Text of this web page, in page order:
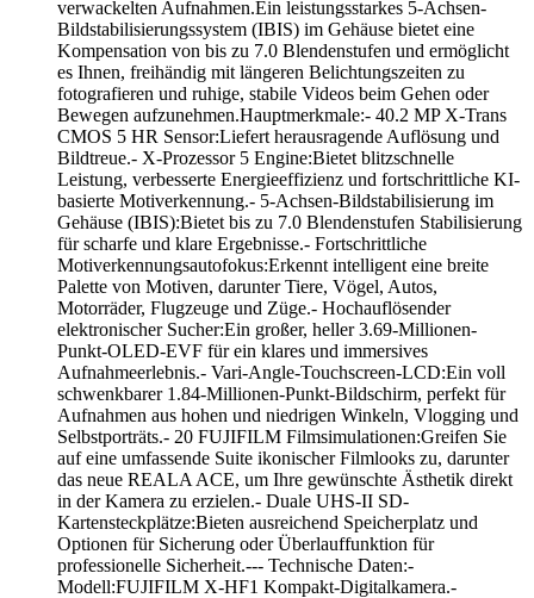
verwackelten Aufnahmen.Ein leistungsstarkes 5-Achsen-
Bildstabilisierungssystem (IBIS) im Gehäuse bietet eine
Kompensation von bis zu 7.0 Blendenstufen und ermöglicht
es Ihnen, freihändig mit längeren Belichtungszeiten zu
fotografieren und ruhige, stabile Videos beim Gehen oder
Bewegen aufzunehmen.Hauptmerkmale:- 40.2 MP X-Trans
CMOS 5 HR Sensor:Liefert herausragende Auflösung und
Bildtreue.- X-Prozessor 5 Engine:Bietet blitzschnelle
Leistung, verbesserte Energieeffizienz und fortschrittliche KI-
basierte Motiverkennung.- 5-Achsen-Bildstabilisierung im
Gehäuse (IBIS):Bietet bis zu 7.0 Blendenstufen Stabilisierung
für scharfe und klare Ergebnisse.- Fortschrittliche
Motiverkennungsautofokus:Erkennt intelligent eine breite
Palette von Motiven, darunter Tiere, Vögel, Autos,
Motorräder, Flugzeuge und Züge.- Hochauflösender
elektronischer Sucher:Ein großer, heller 3.69-Millionen-
Punkt-OLED-EVF für ein klares und immersives
Aufnahmeerlebnis.- Vari-Angle-Touchscreen-LCD:Ein voll
schwenkbarer 1.84-Millionen-Punkt-Bildschirm, perfekt für
Aufnahmen aus hohen und niedrigen Winkeln, Vlogging und
Selbstporträts.- 20 FUJIFILM Filmsimulationen:Greifen Sie
auf eine umfassende Suite ikonischer Filmlooks zu, darunter
das neue REALA ACE, um Ihre gewünschte Ästhetik direkt
in der Kamera zu erzielen.- Duale UHS-II SD-
Kartensteckplätze:Bieten ausreichend Speicherplatz und
Optionen für Sicherung oder Überlauffunktion für
professionelle Sicherheit.--- Technische Daten:-
Modell:FUJIFILM X-HF1 Kompakt-Digitalkamera.-